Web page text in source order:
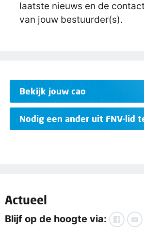
laatste nieuws en de
van jouw bestuurder(s).
Bekijk jouw cao
Nodig een ander uit FNV-lid
Actueel
Blijf op de hoogte via: